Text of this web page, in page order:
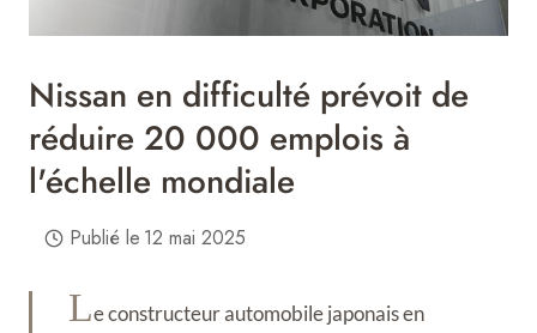
Nissan en difficulté prévoit de
réduire 20 000 emplois à
l'échelle mondiale
Publié le 12 mai 2025
Le constructeur automobile japonais en